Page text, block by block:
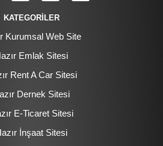
KATEGORİLER
Kurumsal Web Site
Emlak Sitesi
Rent A Car Sitesi
Dernek Sitesi
E-Ticaret Sitesi
İnşaat Sitesi